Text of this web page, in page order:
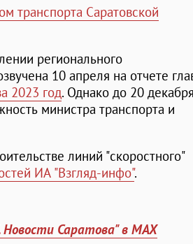
транспорта Саратовской
регионального
10 апреля на отчете
2023 год. Однако до 20 декабря
министра транспорта и
линий "скоростного"
ИА "Взгляд-инфо".
Саратова" в MAX